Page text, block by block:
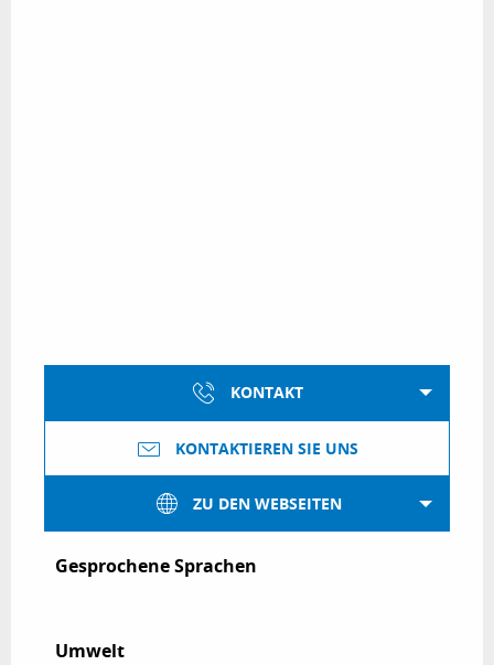
KONTAKT
KONTAKTIEREN SIE UNS
ZU DEN WEBSEITEN
Gesprochene Sprachen
Gesprochene Sprachen
Umwelt
Umwelt